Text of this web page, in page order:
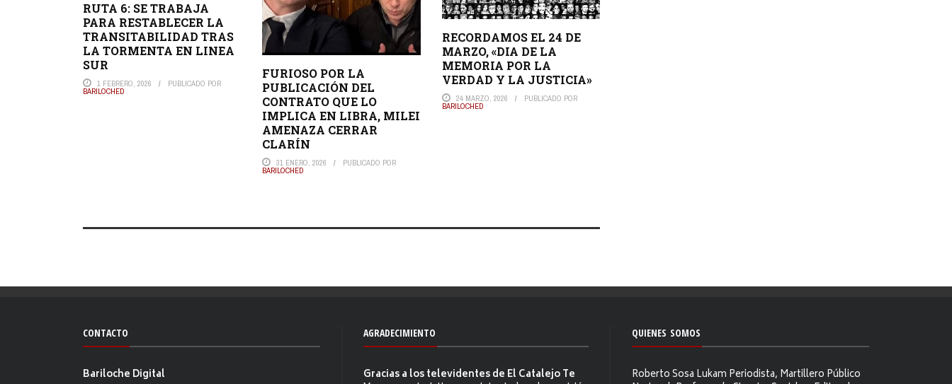
RUTA 6: SE TRABAJA
PARA RESTABLECER LA
TRANSITABILIDAD TRAS
LA TORMENTA EN LINEA
SUR
1 FEBRERO, 2026 PUBLICADO POR
BARILOCHED
FURIOSO POR LA
PUBLICACIÓN DEL
CONTRATO QUE LO
IMPLICA EN LIBRA, MILEI
AMENAZA CERRAR
CLARÍN
31 ENERO, 2026 PUBLICADO POR
BARILOCHED
RECORDAMOS EL 24 DE
MARZO, «DIA DE LA
MEMORIA POR LA
VERDAD Y LA JUSTICIA»
24 MARZO, 2026 PUBLICADO POR
BARILOCHED
CONTACTO
Bariloche Digital
AGRADECIMIENTO
Gracias a los televidentes de El Catalejo Te
QUIENES SOMOS
Roberto Sosa Lukam Periodista, Martillero Público